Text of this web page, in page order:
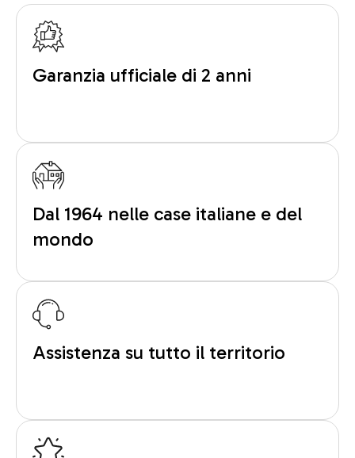
Garanzia ufficiale di 2 anni
Dal 1964 nelle case italiane e del
mondo
Assistenza su tutto il territorio